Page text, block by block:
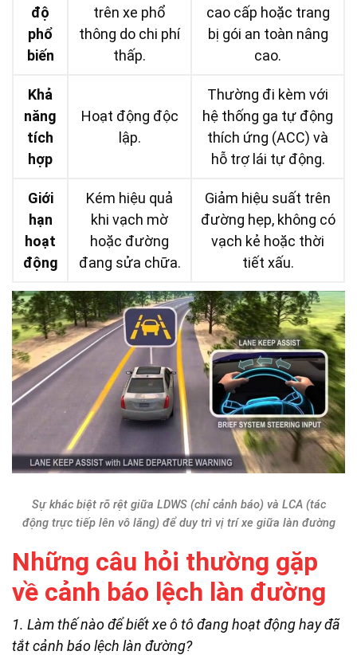
độ
phổ
biến
trên xe phổ
thông do chi phí
thấp.
cao cấp hoặc trang
bị gói an toàn nâng
cao.
Khả
năng
tích
hợp
Hoạt động độc
lập.
Thường đi kèm với
hệ thống ga tự động
thích ứng (ACC) và
hỗ trợ lái tự động.
Giới
hạn
hoạt
động
Kém hiệu quả
khi vạch mờ
hoặc đường
đang sửa chữa.
Giảm hiệu suất trên
đường hẹp, không có
vạch kẻ hoặc thời
tiết xấu.
Sự khác biệt rõ rệt giữa LDWS (chỉ cảnh báo) và LCA (tác
động trực tiếp lên vô lăng) để duy trì vị trí xe giữa làn đường
Những câu hỏi thường gặp
về cảnh báo lệch làn đường
1. Làm thế nào để biết xe ô tô đang hoạt động hay đã
tắt cảnh báo lệch làn đường?